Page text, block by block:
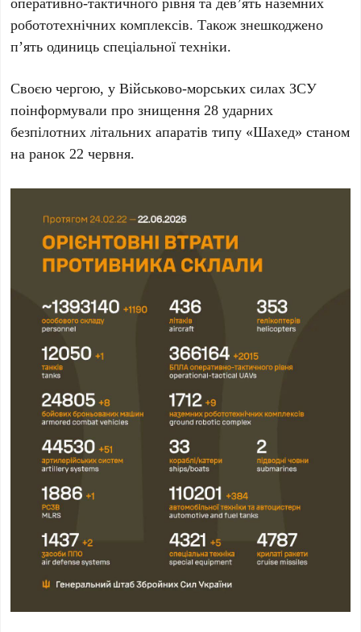
робототехнічних комплексів. Також знешкоджено
п’ять одиниць спеціальної техніки.
Своєю чергою, у Військово-морських силах ЗСУ
поінформували про знищення 28 ударних
безпілотних літальних апаратів типу «Шахед» станом
на ранок 22 червня.